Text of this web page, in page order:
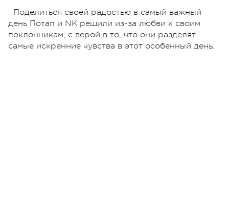
Поделиться своей радостью в самый важный
день Потап и NK решили из-за любви к своим
поклонникам, с верой в то, что они разделят
самые искренние чувства в этот особенный день.